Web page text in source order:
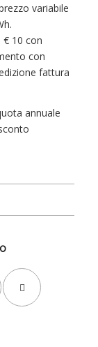
variabile
10 con
con
fattura
annuale